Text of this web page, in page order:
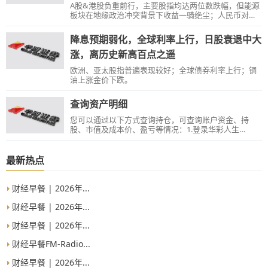
A股&港股负重前行，主要股指均达两位数跌幅，但能源
板块在地缘政治冲突背景下收益一骑绝尘；人民币对美
“理财风暴”。
降息预期弱化，全球利率上行，日股衰退中大
涨，离历史新高百点之遥
欧洲、亚太股指普遍表现较好；全球债券利率上行；铜
油上涨金价下跌。
查询资产明细
您可以通过以下方式查询持仓，可查询账户资金、持
股、市值及成本价、盈亏等情况：1.登录华彩人生
最新热点
财经早餐 | 2026年...
财经早餐 | 2026年...
财经早餐 | 2026年...
财经早餐FM-Radio...
财经早餐 | 2026年...